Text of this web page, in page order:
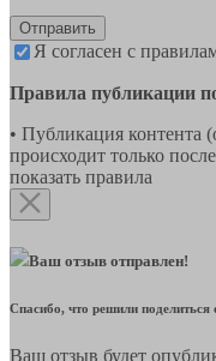
Отправить
Я согласен с
Правила публикации
• Публикация контента
происходит только
показать правила
Ваш отзыв отправлен!
Спасибо, что решили
Ваш отзыв будет